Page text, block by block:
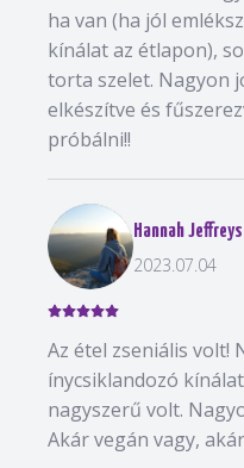
ha van (ha jól
kínálat az étlapon),
torta szelet. Nagyon
elkészítve és
próbálni!!
Hannah Jeffreys
2023.07.04
Az étel zseniális volt!
ínycsiklandozó
nagyszerű volt.
Akár vegán vagy,